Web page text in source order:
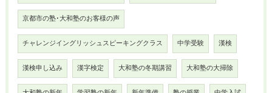
京都市の塾･大和塾のお客様の声
チャレンジイングリッシュスピーキングクラス 中学受験 漢検
漢検申し込み 漢字検定 大和塾の冬期講習 大和塾の大掃除